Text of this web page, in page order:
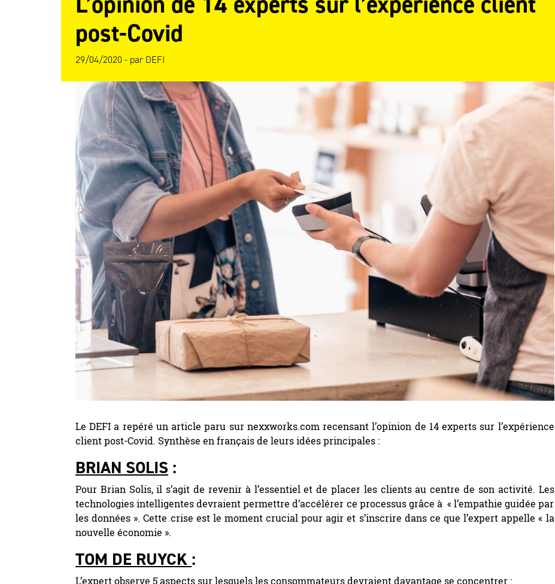
post-Covid
29/04/2020 - par DEFI
Le DEFI a repéré un article paru sur nexxworks.com recensant l’opinion de 14 experts sur l’expérience
client post-Covid. Synthèse en français de leurs idées principales :
BRIAN SOLIS :
Pour Brian Solis, il s’agit de revenir à l’essentiel et de placer les clients au centre de son activité. Les
technologies intelligentes devraient permettre d’accélérer ce processus grâce à « l’empathie guidée par
les données ». Cette crise est le moment crucial pour agir et s’inscrire dans ce que l’expert appelle « la
nouvelle économie ».
TOM DE RUYCK :
L’expert observe 5 aspects sur lesquels les consommateurs devraient davantage se concentrer :